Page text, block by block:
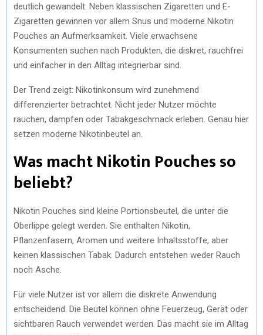
deutlich gewandelt. Neben klassischen Zigaretten und E-
Zigaretten gewinnen vor allem Snus und moderne Nikotin
Pouches an Aufmerksamkeit. Viele erwachsene
Konsumenten suchen nach Produkten, die diskret, rauchfrei
und einfacher in den Alltag integrierbar sind.
Der Trend zeigt: Nikotinkonsum wird zunehmend
differenzierter betrachtet. Nicht jeder Nutzer möchte
rauchen, dampfen oder Tabakgeschmack erleben. Genau hier
setzen moderne Nikotinbeutel an.
Was macht Nikotin Pouches so
beliebt?
Nikotin Pouches sind kleine Portionsbeutel, die unter die
Oberlippe gelegt werden. Sie enthalten Nikotin,
Pflanzenfasern, Aromen und weitere Inhaltsstoffe, aber
keinen klassischen Tabak. Dadurch entstehen weder Rauch
noch Asche.
Für viele Nutzer ist vor allem die diskrete Anwendung
entscheidend. Die Beutel können ohne Feuerzeug, Gerät oder
sichtbaren Rauch verwendet werden. Das macht sie im Alltag